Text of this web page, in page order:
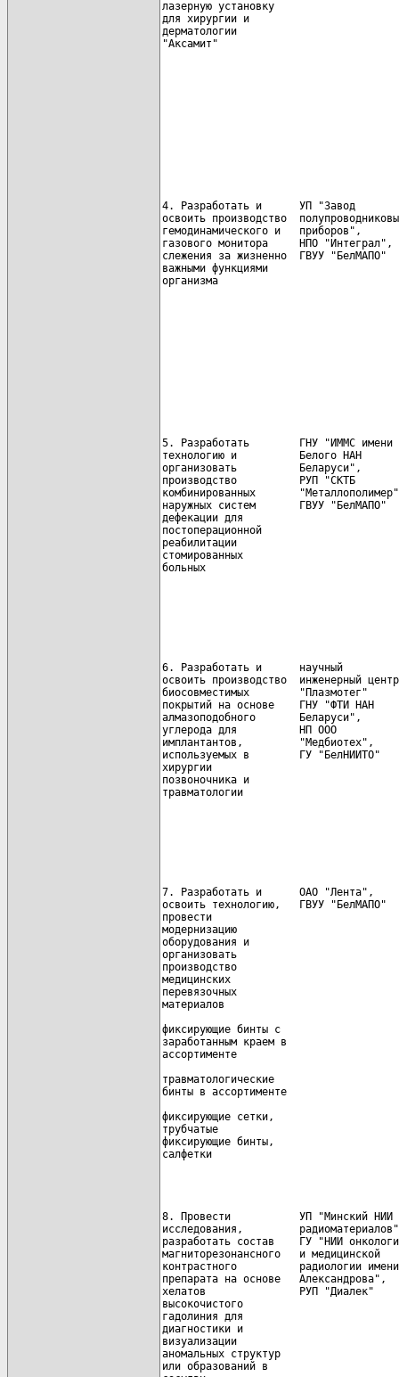
лазерную установку
для хирургии и
дерматологии
"Аксамит"
4. Разработать и      УП "Завод
освоить производство
гемодинамического и   приборов",
газового монитора     НПО
слежения за жизненно  ГВУУ
важными функциями
организма
5. Разработать        ГНУ "ИММС
технологию и          Белого
организовать          Беларуси",
производство          РУП "СКТБ
комбинированных
наружных систем       ГВУУ "БелМАПО"
дефекации для
постоперационной
реабилитации
стомированных
больных
6. Разработать и      научный
освоить производство
биосовместимых        "Плазмотег"
покрытий на основе    ГНУ "ФТИ
алмазоподобного
углерода для          НП ООО
имплантантов,
используемых в        ГУ "БелНИИТО"
хирургии
позвоночника и
травматологии
7. Разработать и      ОАО "Лента",
освоить технологию,   ГВУУ
провести
модернизацию
оборудования и
организовать
производство
медицинских
перевязочных
материалов
фиксирующие бинты с
заработанным краем в
ассортименте
травматологические
бинты в ассортименте
фиксирующие сетки,
трубчатые
фиксирующие бинты,
салфетки
8. Провести           УП "Минский
исследования,
разработать состав    ГУ "НИИ
магниторезонансного   и
контрастного          радиологии
препарата на основе   Александрова",
хелатов               РУП "Диалек"
высокочистого
гадолиния для
диагностики и
визуализации
аномальных структур
или образований в